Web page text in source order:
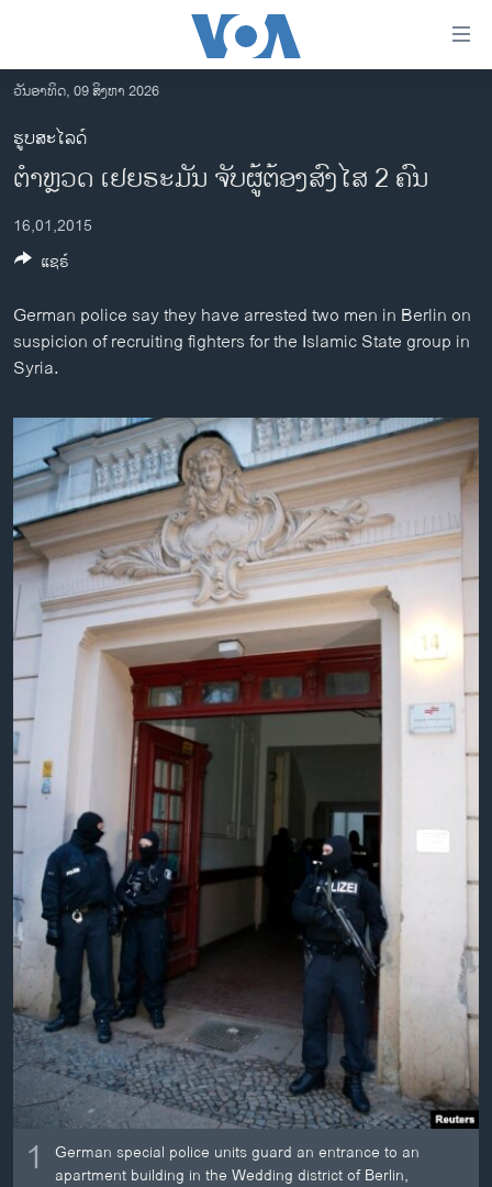
ເຂົ້າ
ຫາ
ຂ້າມ
ຂ້າມ
ໄປ
ຫາ
ຄົ້ນ
ລາວ
ອາເມຣິກາ
ການເລືອກຕັ້ງ ປະທານາທີບໍດີ ສະຫະລັດ 2024
ຂ່າວ​ຈີນ
ໂລກ
ເອເຊຍ
ຊີວິດຊາວລາວ
ຊຸມຊົນຊາວລາວ
ວິທະຍາສາດ-ເທັກໂນໂລຈີ
ທຸລະກິດ
ພາສາອັງກິດ
ວີດີໂອ
ສຽງ
ລາຍການກະຈາຍສຽງ
ຕິດຕາມພວກເຮົາ ທີ່
ພາສາຕ່າງໆ
ວັນອາທິດ, 09 ສິງຫາ 2026
ຮູບສະໄລດ໌
ຕຳຫຼວດ ເຢຍຣະມັນ ຈັບຜູ້ຕ້ອງສົງໄສ 2 ຄົນ
16,01,2015
German police say they have arrested two men in Berlin on
suspicion of recruiting fighters for the Islamic State group in
Syria.
1
German special police units guard an entrance to an
apartment building in the Wedding district of Berlin,
ແຊຣ໌